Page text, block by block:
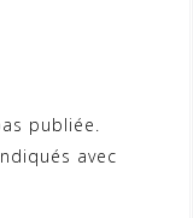
publiée.
avec